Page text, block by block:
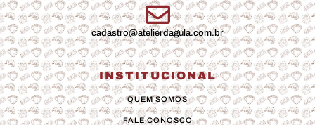
cadastro@atelierdagula.com.br
INSTITUCIONAL
QUEM SOMOS
FALE CONOSCO